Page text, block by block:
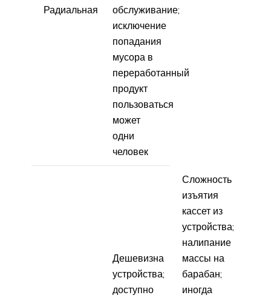
Радиальная
обслуживание;
исключение
попадания
мусора в
переработанный
продукт
пользоваться
может
одни
человек
Дешевизна
устройства;
доступно
Сложность
изъятия
кассет из
устройства;
налипание
массы на
барабан;
иногда